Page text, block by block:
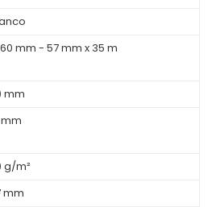
mm - 57 mm x 35 m
mm
mm
g/m²
mm